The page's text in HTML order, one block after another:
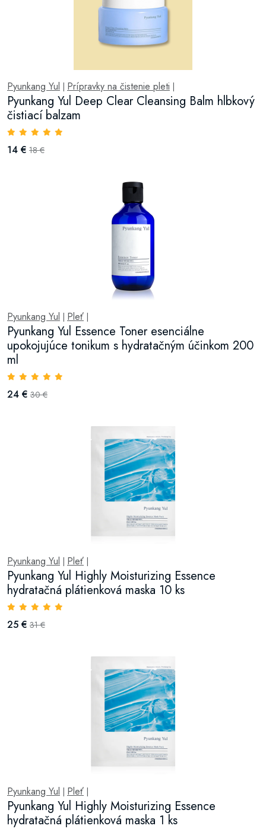
Pyunkang Yul Prípravky na čistenie pleti
Pyunkang Yul Deep Clear Cleansing Balm hlbkový
čistiací balzam
14 € 18 €
Pyunkang Yul Pleť
Pyunkang Yul Essence Toner esenciálne
upokojujúce tonikum s hydratačným účinkom 200
ml
24 € 30 €
Pyunkang Yul Pleť
Pyunkang Yul Highly Moisturizing Essence
hydratačná plátienková maska 10 ks
25 € 31 €
Pyunkang Yul Pleť
Pyunkang Yul Highly Moisturizing Essence
hydratačná plátienková maska 1 ks